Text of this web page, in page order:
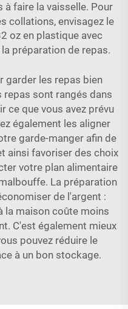
faire la vaisselle. Pour
collations, envisagez le
oz en plastique avec
préparation de repas.
garder les repas bien
sont rangés dans
ce que vous avez prévu
également les aligner
garde-manger afin de
ainsi favoriser des choix
votre plan alimentaire
La préparation
de l'argent :
la maison coûte moins
C'est également mieux
pouvez réduire le
à un bon stockage.